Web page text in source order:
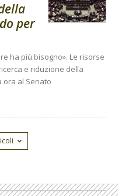
per
ha più bisogno». Le risorse
e riduzione della
ora al Senato